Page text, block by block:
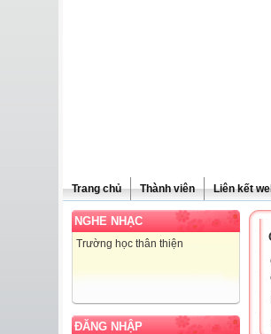
Trang chủ Thành viên Liên kết
NGHE NHẠC
Trường học thân thiện
ĐĂNG NHẬP